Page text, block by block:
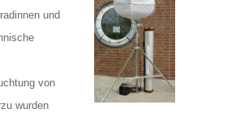
und
von
wurden